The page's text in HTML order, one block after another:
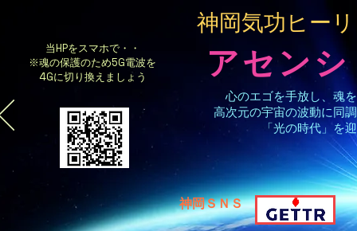
当HPをスマホで・・
※魂の保護のため5G電波を
4Gに切り換えましょう
アセン
神岡気功ヒー
心のエゴを手放し、魂
高次元の宇宙の波動に同
「光の時代」を
​神岡ＳＮＳ